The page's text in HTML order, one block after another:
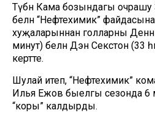
Түбән Кама бозындагы очрашу
белән “Нефтехимик” файдасына
хуҗаларыннан голларны
минут) белән Дэн Секстон (33
кертте.
Шулай итеп, “Нефтехимик”
Илья Ежов быелгы сезонда 6
“коры” калдырды.